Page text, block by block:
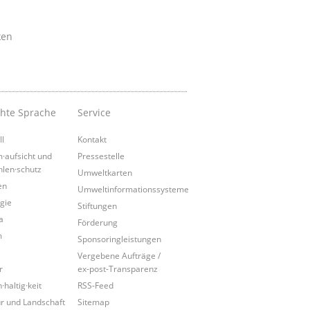
Sprache
und
und Landschaft
Service
Kontakt
Pressestelle
Umweltkarten
Umweltinformationssysteme
Stiftungen
Förderung
Sponsoringleistungen
Vergebene Aufträge /
ex-post-Transparenz
RSS-Feed
Sitemap